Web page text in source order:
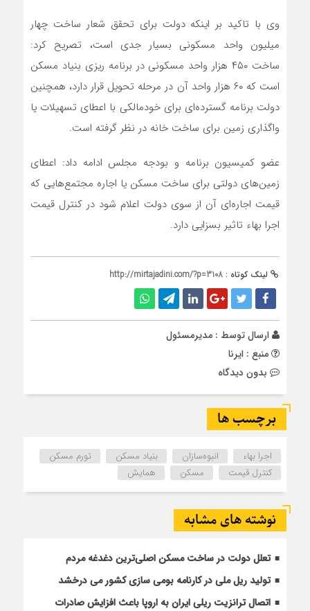
وی با تاکید بر اینکه دولت برای تحقق شعار ساخت چهار
میلیون واحد مسکونی بسیار جدی است، تصریح کرد:
ساخت ۴۵۰ هزار واحد مسکونی در برنامه ریزی بنیاد مسکن
است که ۶۰ هزار واحد آن در مرحله تحویل قرار دارد، همچنین
دولت برنامه گسترده‌ای برای خودمالکی با اعطای تسهیلات یا
واگذاری زمین برای ساخت خانه در نظر گرفته است.
عضو کمیسیون برنامه و بودجه مجلس ادامه داد:‌ اعطای
زمین‌های دولتی برای ساخت مسکن یا اجاره مجتمع‌هایی که
قیمت اجاره‌ای آن از سوی دولت اعلام شود در کنترل قیمت
اجرا بهاء تاثیر بسزایی دارد.
لینک کوتاه : http://mirtajadini.com/?p=3108
ارسال توسط : مدیرمسئول
منبع : ایرنا
بدون دیدگاه
برچسب ها
اجرا بهاء انبوه‌سازان بنیاد مسکن
تورم مسکن
کنترل قیمت
مسکن همایش
نوشته های مشابه
تعلل دولت در ساخت مسکن اصلی‌ترین دغدغه مردم
تولید ریل ملی در کارنامه بومی سازی کشور می درخشد
اتصال ترانزیت ریلی ایران به اروپا باعث افزایش صادرات